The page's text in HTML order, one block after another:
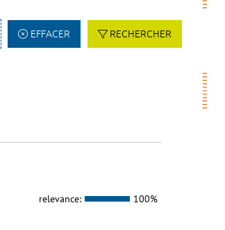
EFFACER RECHERCHER
relevance: 100%